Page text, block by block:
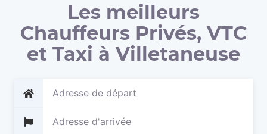
Les meilleurs
Chauffeurs Privés, VTC
et Taxi à Villetaneuse